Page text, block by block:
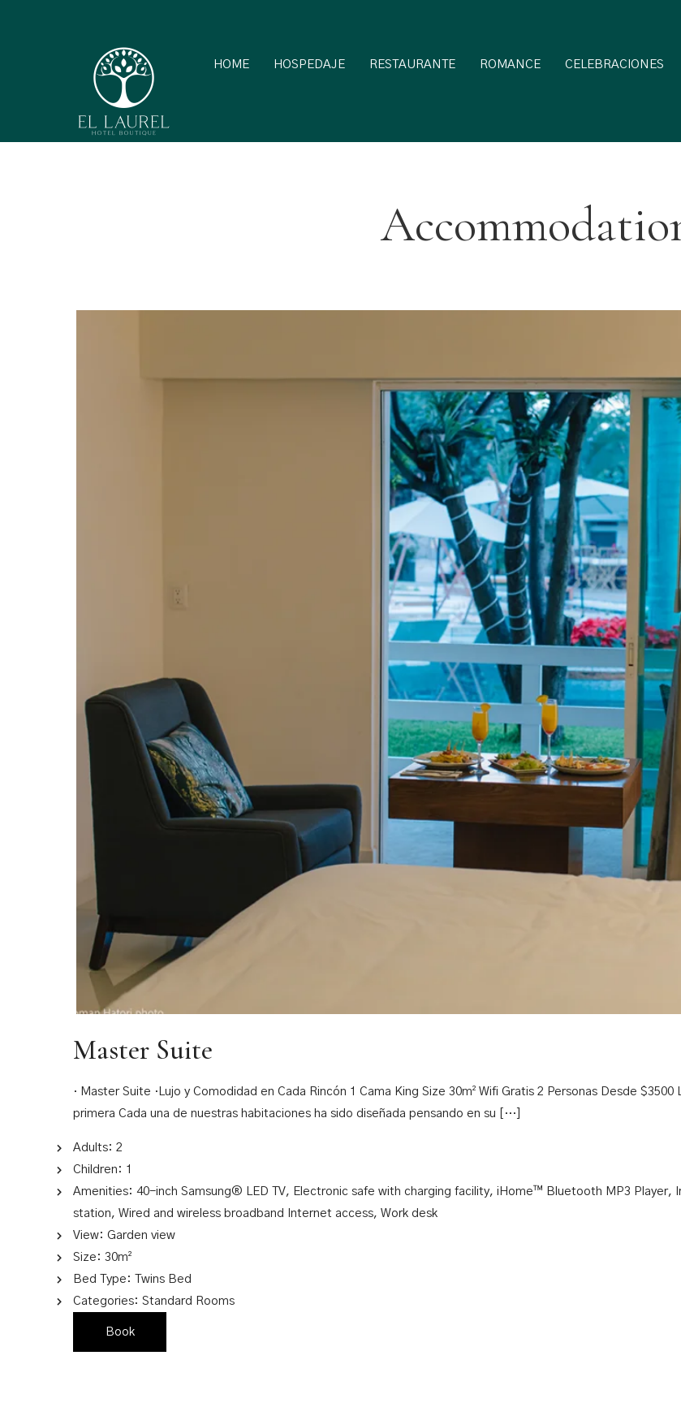
HOME HOSPEDAJE RESTAURANTE ROMANCE CELEBRACIONES
Master Suite
· Master Suite ·Lujo y Comodidad en Cada Rincón 1 Cama King Size 30m² Wifi Gratis 2 Personas Desde
primera Cada una de nuestras habitaciones ha sido diseñada pensando en su […]
Adults: 2
Children: 1
Amenities: 40-inch Samsung® LED TV, Electronic safe with charging facility, iHome™ Bluetooth MP3 Player,
station, Wired and wireless broadband Internet access, Work desk
View: Garden view
Size: 30m²
Bed Type:
Twins Bed
Categories: Standard Rooms
Book